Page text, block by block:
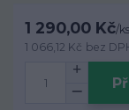
1 290,00 Kč/ks
1 066,12 Kč bez